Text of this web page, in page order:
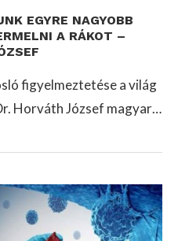
EGYRE NAGYOBB
A RÁKOT –
figyelmeztetése a világ
Horváth József magyar…